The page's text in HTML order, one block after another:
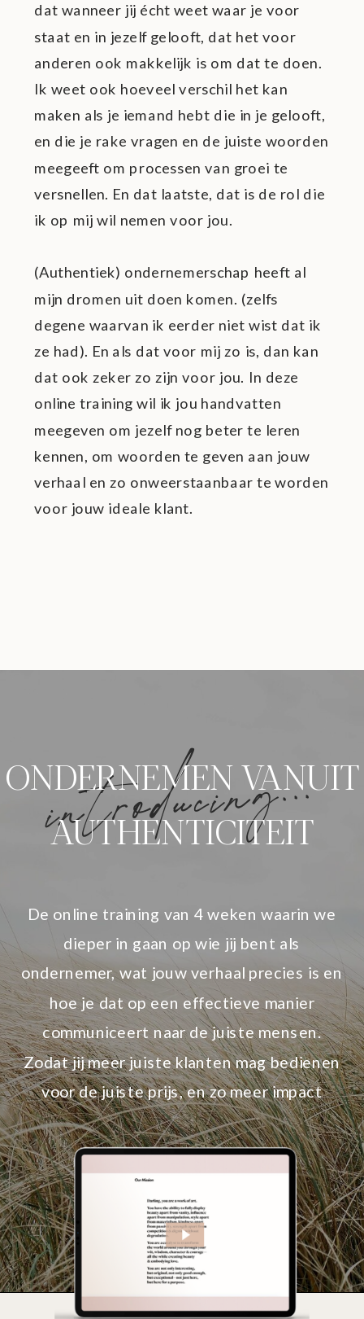
dat wanneer jij écht weet waar je voor
staat en in jezelf gelooft, dat het voor
anderen ook makkelijk is om dat te doen.
Ik weet ook hoeveel verschil het kan
maken als je iemand hebt die in je gelooft,
en die je rake vragen en de juiste woorden
meegeeft om processen van groei te
versnellen. En dat laatste, dat is de rol die
ik op mij wil nemen voor jou.
(Authentiek) ondernemerschap heeft al
mijn dromen uit doen komen. (zelfs
degene waarvan ik eerder niet wist dat ik
ze had). En als dat voor mij zo is, dan kan
dat ook zeker zo zijn voor jou. In deze
online training wil ik jou handvatten
meegeven om jezelf nog beter te leren
kennen, om woorden te geven aan jouw
verhaal en zo onweerstaanbaar te worden
voor jouw ideale klant.
introducing...
De online training van 4 weken waarin we
dieper in gaan op wie jij bent als
ondernemer, wat jouw verhaal precies is en
hoe je dat op een effectieve manier
communiceert naar de juiste mensen.
Zodat jij meer juiste klanten mag bedienen
voor de juiste prijs, en zo meer impact
maakt.
ONDERNEMEN VANUIT
AUTHENTICITEIT